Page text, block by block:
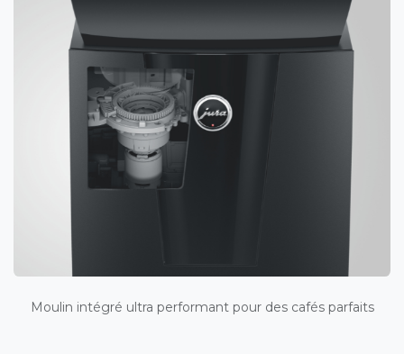
Moulin intégré ultra performant pour des cafés parfaits